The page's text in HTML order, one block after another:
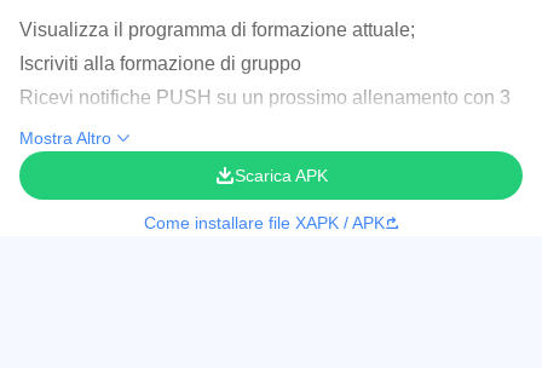
Visualizza il programma di formazione attuale;
Iscriviti alla formazione di gruppo
Ricevi notifiche PUSH su un prossimo allenamento con 3
ore di anticipo;
Scopri il periodo di validità degli abbonamenti e dei
servizi.
Mostra Altro
Scarica APK
Come installare file XAPK / APK